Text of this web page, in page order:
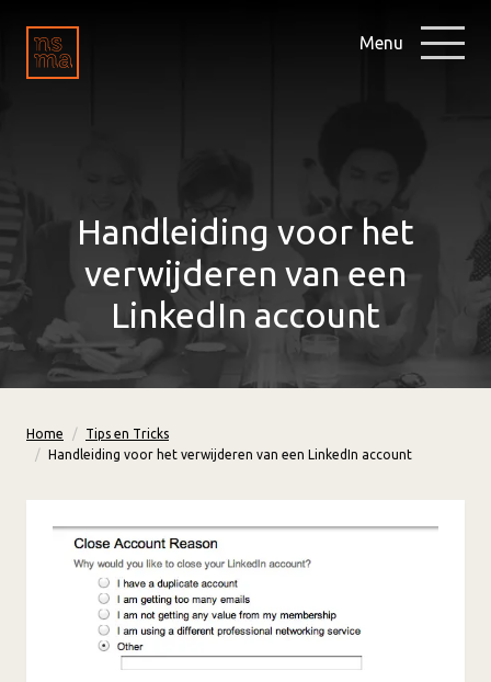
Menu
Handleiding voor het
verwijderen van een
LinkedIn account
Home
Tips en Tricks
Handleiding voor het verwijderen van een LinkedIn account